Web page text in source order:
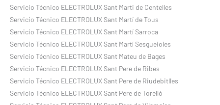
Servicio Técnico ELECTROLUX Sant Marti de Centelles
Servicio Técnico ELECTROLUX Sant Martí de Tous
Servicio Técnico ELECTROLUX Sant Martí Sarroca
Servicio Técnico ELECTROLUX Sant Martí Sesgueioles
Servicio Técnico ELECTROLUX Sant Mateu de Bages
Servicio Técnico ELECTROLUX Sant Pere de Ribes
Servicio Técnico ELECTROLUX Sant Pere de Riudebitlles
Servicio Técnico ELECTROLUX Sant Pere de Torelló